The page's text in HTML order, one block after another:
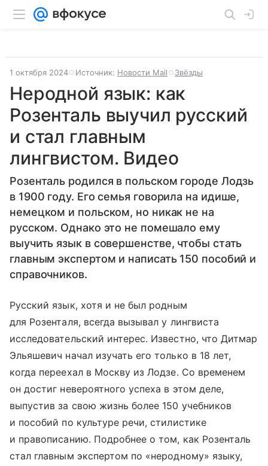
1 октября 2024 Источник: Новости Mail Звёзды
Неродной язык: как
Розенталь выучил русский
и стал главным
лингвистом. Видео
Розенталь родился в польском городе Лодзь
в 1900 году. Его семья говорила на идише,
немецком и польском, но никак не на
русском. Однако это не помешало ему
выучить язык в совершенстве, чтобы стать
главным экспертом и написать 150 пособий и
справочников.
Русский язык, хотя и не был родным
для Розенталя, всегда вызывал у лингвиста
исследовательский интерес. Известно, что Дитмар
Эльяшевич начал изучать его только в 18 лет,
когда переехал в Москву из Лодзе. Со временем
он достиг невероятного успеха в этом деле,
выпустив за свою жизнь более 150 учебников
и пособий по культуре речи, стилистике
и правописанию. Подробнее о том, как Розенталь
стал главным экспертом по «неродному» языку,